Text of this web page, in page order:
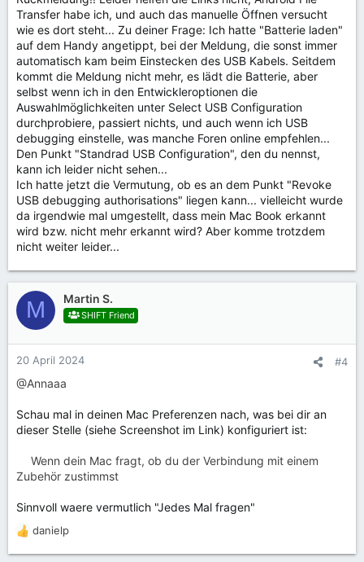
Transfer habe ich, und auch das manuelle Öffnen versucht
wie es dort steht... Zu deiner Frage: Ich hatte "Batterie laden"
auf dem Handy angetippt, bei der Meldung, die sonst immer
automatisch kam beim Einstecken des USB Kabels. Seitdem
kommt die Meldung nicht mehr, es lädt die Batterie, aber
selbst wenn ich in den Entwickleroptionen die
Auswahlmöglichkeiten unter Select USB Configuration
durchprobiere, passiert nichts, und auch wenn ich USB
debugging einstelle, was manche Foren online empfehlen...
Den Punkt "Standrad USB Configuration", den du nennst,
kann ich leider nicht sehen...
Ich hatte jetzt die Vermutung, ob es an dem Punkt "Revoke
USB debugging authorisations" liegen kann... vielleicht wurde
da irgendwie mal umgestellt, dass mein Mac Book erkannt
wird bzw. nicht mehr erkannt wird? Aber komme trotzdem
nicht weiter leider...
M Martin S.
SHIFT Friend
20 April 2024 #4
@Annaaa
Schau mal in deinen Mac Preferenzen nach, was bei dir an
dieser Stelle (siehe Screenshot im Link) konfiguriert ist:
Wenn dein Mac fragt, ob du der Verbindung mit einem
Zubehör zustimmst
Sinnvoll waere vermutlich "Jedes Mal fragen"
R
e
danielp